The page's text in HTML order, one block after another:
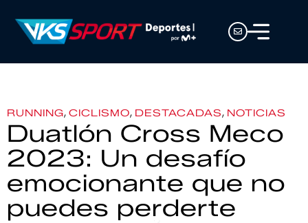
RUNNING, CICLISMO, DESTACADAS, NOTICIAS
Duatlón Cross Meco
2023: Un desafío
emocionante que no
puedes perderte